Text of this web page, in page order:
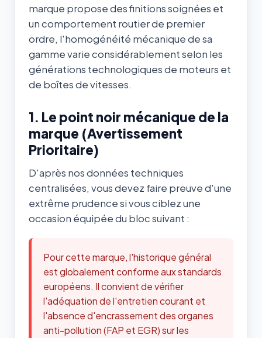
marque propose des finitions soignées et
un comportement routier de premier
ordre, l'homogénéité mécanique de sa
gamme varie considérablement selon les
générations technologiques de moteurs et
de boîtes de vitesses.
1. Le point noir mécanique de la
marque (Avertissement
Prioritaire)
D'après nos données techniques
centralisées, vous devez faire preuve d'une
extrême prudence si vous ciblez une
occasion équipée du bloc suivant :
Pour cette marque, l'historique général
est globalement conforme aux standards
européens. Il convient de vérifier
l'adéquation de l'entretien courant et
l'absence d'encrassement des organes
anti-pollution (FAP et EGR) sur les